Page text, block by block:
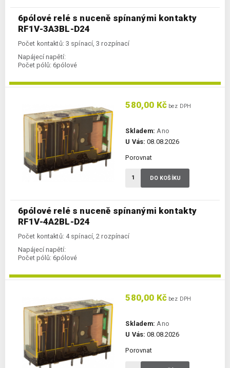
6pólové relé s nuceně spínanými kontakty
RF1V-3A3BL-D24
Počet kontaktů: 3 spínací, 3 rozpínací
Napájecí napětí:
Počet pólů: 6pólové
6pólové relé s nuceně spínanými kontakty
RF1V-4A2BL-D24
Počet kontaktů: 4 spínací, 2 rozpínací
Napájecí napětí:
Počet pólů: 6pólové
580,00 Kč bez DPH
Skladem: Ano
U Vás: 08.08.2026
Porovnat
DO KOŠÍKU
580,00 Kč bez DPH
Skladem: Ano
U Vás: 08.08.2026
Porovnat